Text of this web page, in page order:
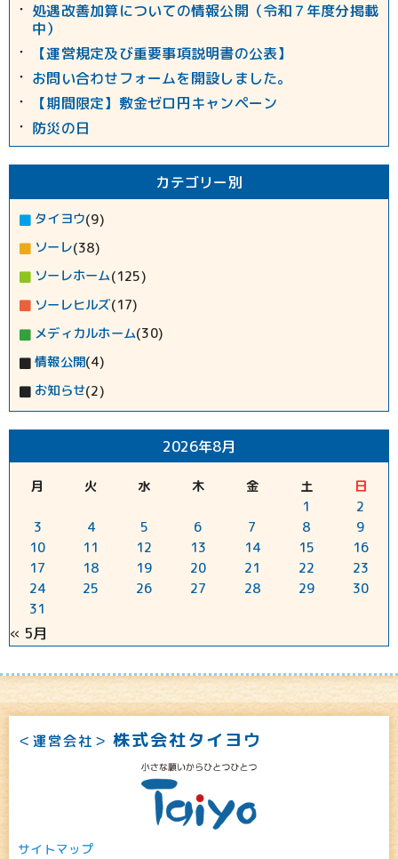
処遇改善加算についての情報公開（令和７年度分掲載
中）
【運営規定及び重要事項説明書の公表】
お問い合わせフォームを開設しました。
【期間限定】敷金ゼロ円キャンペーン
防災の日
カテゴリー別
タイヨウ(9)
ソーレ(38)
ソーレホーム(125)
ソーレヒルズ(17)
メディカルホーム(30)
情報公開(4)
お知らせ(2)
2026年8月
月 火 水 木 金 土
日
1
2
3
4 5 6 7 8
9
10
11 12 13 14 15
16
17
18 19 20 21 22
23
24
25 26 27 28 29
30
31
« 5月
＜運営会社＞株式会社タイヨウ
サイトマップ